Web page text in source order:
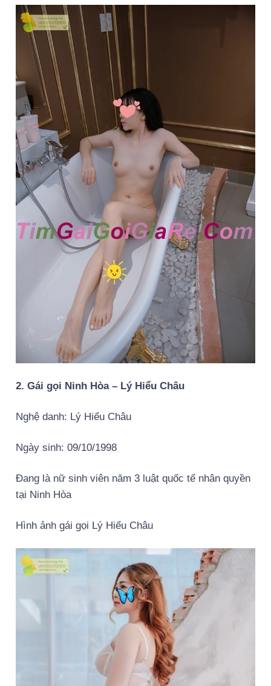
2. Gái gọi Ninh Hòa – Lý Hiểu Châu
Nghệ danh: Lý Hiểu Châu
Ngày sinh: 09/10/1998
Đang là nữ sinh viên năm 3 luật quốc tế nhân quyền
tại Ninh Hòa
Hình ảnh gái gọi Lý Hiểu Châu